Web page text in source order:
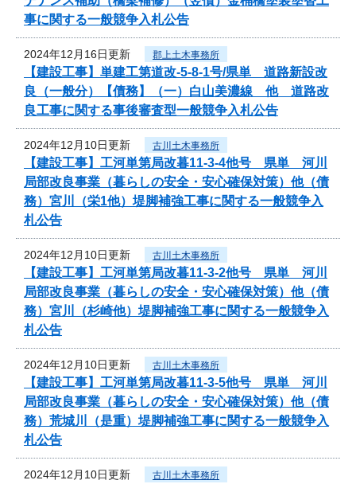
事に関する一般競争入札公告
2024年12月16日更新 郡上土木事務所
【建設工事】単建工第道改-5-8-1号/県単 道路新設改
良（一般分）【債務】（一）白山美濃線 他 道路改
良工事に関する事後審査型一般競争入札公告
2024年12月10日更新 古川土木事務所
【建設工事】工河単第局改暮11-3-4他号 県単 河川
局部改良事業（暮らしの安全・安心確保対策）他（債
務）宮川（栄1他）堤脚補強工事に関する一般競争入
札公告
2024年12月10日更新 古川土木事務所
【建設工事】工河単第局改暮11-3-2他号 県単 河川
局部改良事業（暮らしの安全・安心確保対策）他（債
務）宮川（杉崎他）堤脚補強工事に関する一般競争入
札公告
2024年12月10日更新 古川土木事務所
【建設工事】工河単第局改暮11-3-5他号 県単 河川
局部改良事業（暮らしの安全・安心確保対策）他（債
務）荒城川（是重）堤脚補強工事に関する一般競争入
札公告
2024年12月10日更新 古川土木事務所